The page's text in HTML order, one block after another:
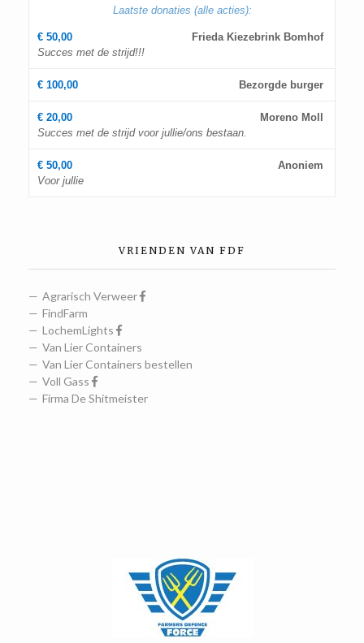
Laatste donaties (alle acties):
Frieda Kiezebrink Bomhof
€ 50,00
Succes met de strijd!!!
Bezorgde burger
€ 100,00
Moreno Moll
€ 20,00
Succes met de strijd voor jullie/ons bestaan.
Anoniem
€ 50,00
Voor jullie
VRIENDEN VAN FDF
Agrarisch Verweer
FindFarm
LochemLights
Van Lier Containers
Van Lier Containers bestellen
Voll Gass
Firma De Shitmeister